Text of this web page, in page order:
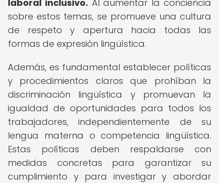
laboral inclusivo. Al aumentar la conciencia
sobre estos temas, se promueve una cultura
de respeto y apertura hacia todas las
formas de expresión lingüística.
Además, es fundamental establecer políticas
y procedimientos claros que prohíban la
discriminación lingüística y promuevan la
igualdad de oportunidades para todos los
trabajadores, independientemente de su
lengua materna o competencia lingüística.
Estas políticas deben respaldarse con
medidas concretas para garantizar su
cumplimiento y para investigar y abordar